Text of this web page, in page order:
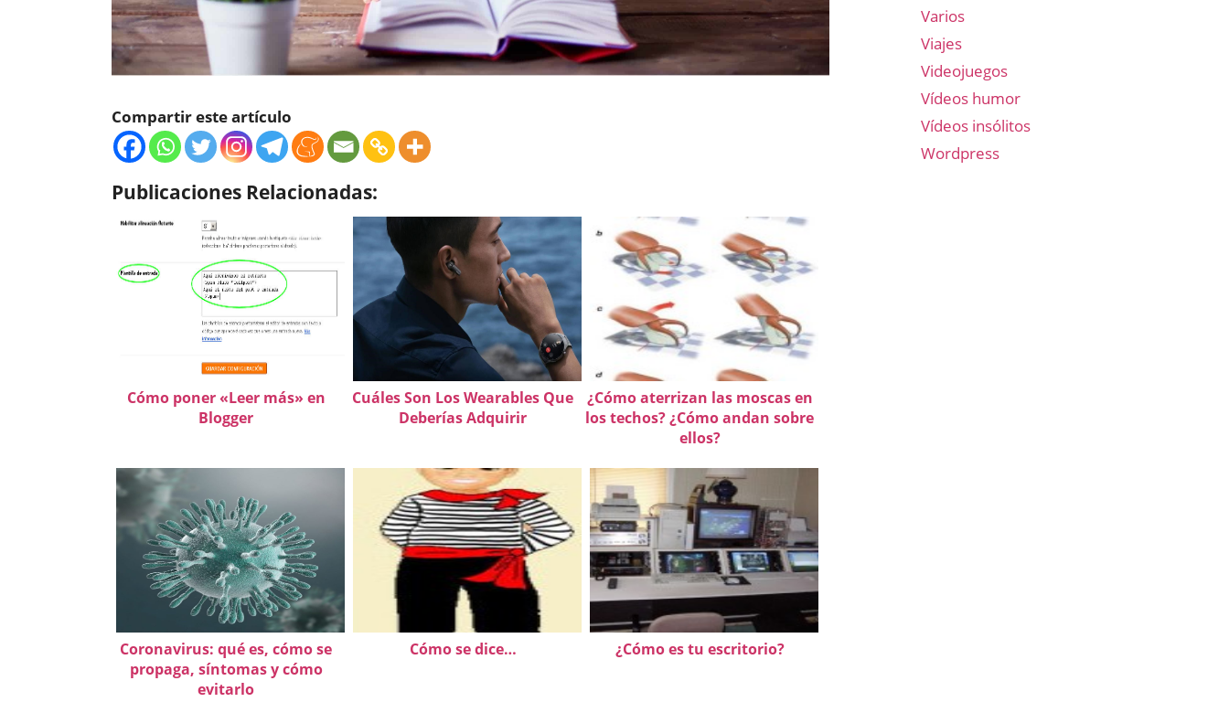
Compartir este artículo
Publicaciones Relacionadas:
Cómo poner «Leer más» en
Blogger
Cuáles Son Los Wearables Que
Deberías Adquirir
¿Cómo aterrizan las moscas en
los techos? ¿Cómo andan sobre
ellos?
Coronavirus: qué es, cómo se
propaga, síntomas y cómo
evitarlo
Cómo se dice… ¿Cómo es tu escritorio?
Varios
Viajes
Videojuegos
Vídeos humor
Vídeos insólitos
Wordpress